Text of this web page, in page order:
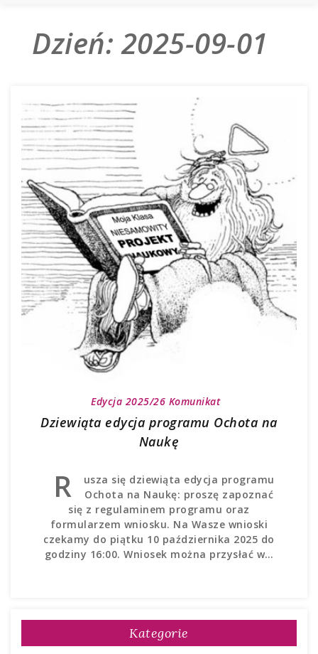
Dzień:2025-09-01
Edycja 2025/26 Komunikat
Dziewiąta edycja programu Ochota na
Naukę
R
usza się dziewiąta edycja programu
Ochota na Naukę: proszę zapoznać
się z regulaminem programu oraz
formularzem wniosku. Na Wasze wnioski
czekamy do piątku 10 października 2025 do
godziny 16:00. Wniosek można przysłać w…
Kategorie